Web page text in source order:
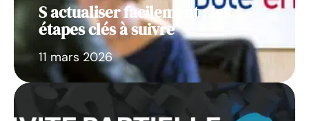
S actualiser facilement : les
étapes clés à suivre
11 mars 2026